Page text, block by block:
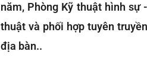
năm, Phòng Kỹ thuật hình
thuật và phối hợp tuyên
địa bàn..